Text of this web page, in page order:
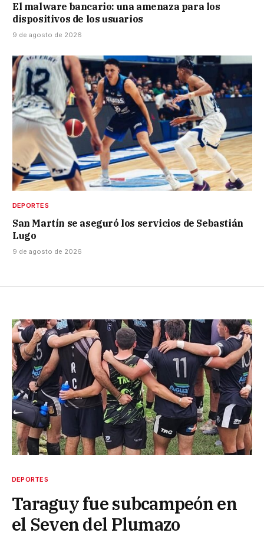
El malware bancario: una amenaza para los
dispositivos de los usuarios
9 de agosto de 2026
DEPORTES
San Martín se aseguró los servicios de Sebastián
Lugo
9 de agosto de 2026
DEPORTES
Taraguy fue subcampeón en
el Seven del Plumazo